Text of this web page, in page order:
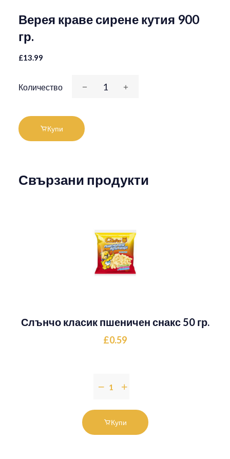
Верея краве сирене кутия 900
гр.
£13.99
Количество
Купи
Свързани продукти
Слънчо класик пшеничен снакс 50 гр.
£0.59
Купи